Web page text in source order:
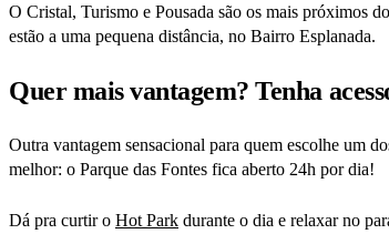
O Cristal, Turismo e Pousada são os mais próximos do
estão a uma pequena distância, no Bairro Esplanada.
Quer mais vantagem? Tenha
Outra vantagem sensacional para quem escolhe um
melhor: o Parque das Fontes fica aberto 24h por dia!
Dá pra curtir o Hot Park durante o dia e relaxar no